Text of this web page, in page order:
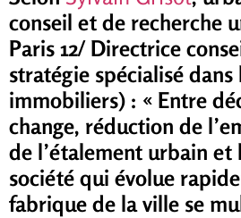
conseil et de recherche
Paris 12/ Directrice
stratégie spécialisé
immobiliers) : « Entre
change, réduction de
de l’étalement urbain et
société qui évolue
fabrique de la ville se